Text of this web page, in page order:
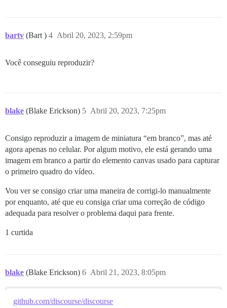
bartv (Bart ) Abril 20, 2023, 2:59pm
4
Você conseguiu reproduzir?
blake (Blake Erickson) Abril 20, 2023, 7:25pm
5
Consigo reproduzir a imagem de miniatura “em branco”, mas até
agora apenas no celular. Por algum motivo, ele está gerando uma
imagem em branco a partir do elemento canvas usado para capturar
o primeiro quadro do vídeo.
Vou ver se consigo criar uma maneira de corrigi-lo manualmente
por enquanto, até que eu consiga criar uma correção de código
adequada para resolver o problema daqui para frente.
1 curtida
blake (Blake Erickson) Abril 21, 2023, 8:05pm
6
github.com/discourse/discourse